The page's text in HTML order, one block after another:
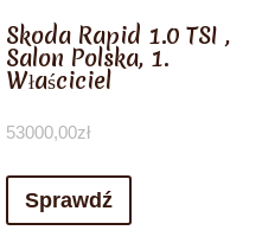
Skoda Rapid 1.0 TSI ,
Salon Polska, 1.
Właściciel
53000,00zł
Sprawdź